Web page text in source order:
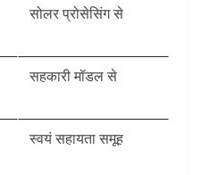
सोलर प्रोसेसिंग से ​
सहकारी मॉडल से ​
स्वयं सहायता समूह ​